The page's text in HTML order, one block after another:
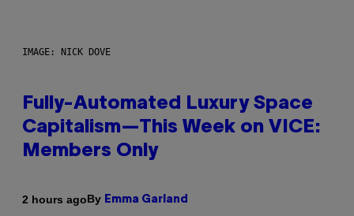
IMAGE: NICK DOVE
Fully-Automated Luxury Space
Capitalism—This Week on VICE:
Members Only
2 hours agoBy Emma Garland